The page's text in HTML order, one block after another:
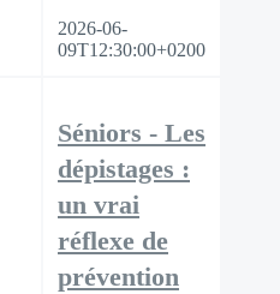
2026-06-
09T12:30:00+0200
Séniors - Les
dépistages :
un vrai
réflexe de
prévention